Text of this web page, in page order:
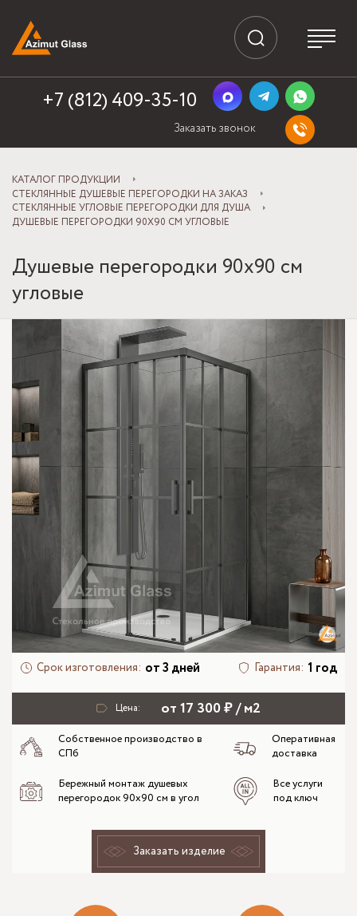
+7 (812) 409-35-10
Заказать звонок
КАТАЛОГ ПРОДУКЦИИ
СТЕКЛЯННЫЕ ДУШЕВЫЕ ПЕРЕГОРОДКИ НА ЗАКАЗ
СТЕКЛЯННЫЕ УГЛОВЫЕ ПЕРЕГОРОДКИ ДЛЯ ДУША
ДУШЕВЫЕ ПЕРЕГОРОДКИ 90Х90 СМ УГЛОВЫЕ
Душевые перегородки 90х90 см
угловые
Срок изготовления: от 3 дней Гарантия: 1 год
Цена: от 17 300 ₽ / м2
Собственное производство в
СПб
Оперативная
доставка
Бережный монтаж душевых
перегородок 90х90 см в угол
Все услуги
под ключ
Заказать изделие